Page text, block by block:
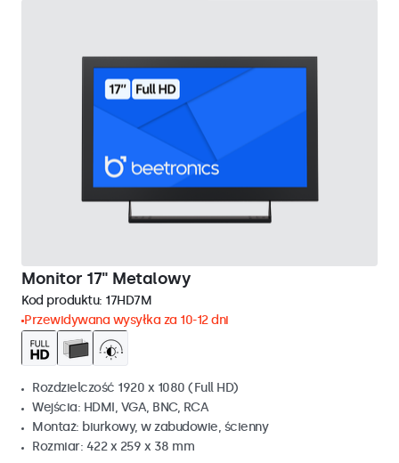
Monitor 17" Metalowy
Kod produktu: 17HD7M
Przewidywana wysyłka za 10-12 dni
Rozdzielczość 1920 x 1080 (Full HD)
Wejścia: HDMI, VGA, BNC, RCA
Montaż: biurkowy, w zabudowie, ścienny
Rozmiar: 422 x 259 x 38 mm